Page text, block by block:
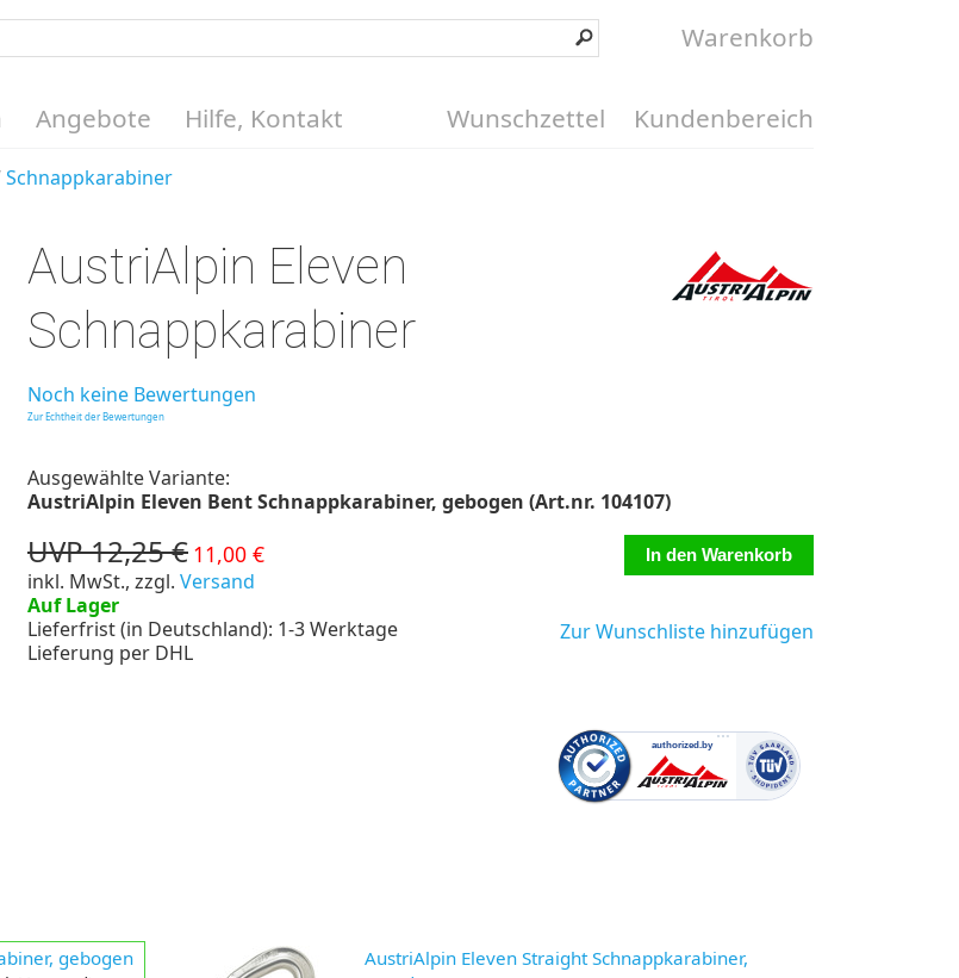
Warenkorb
Angebote Hilfe, Kontakt Kundenbereich
Wunschzettel
Schnappkarabiner
AustriAlpin Eleven
Schnappkarabiner
Noch keine Bewertungen
Zur Echtheit der Bewertungen
Ausgewählte Variante:
AustriAlpin Eleven Bent Schnappkarabiner, gebogen (Art.nr. 104107)
UVP 12,25 € 11,00 €
inkl. MwSt., zzgl. Versand
Auf Lager
Lieferfrist (in Deutschland): 1-3 Werktage
Lieferung per DHL
Zur Wunschliste hinzufügen
gebogen
AustriAlpin Eleven Straight Schnappkarabiner,